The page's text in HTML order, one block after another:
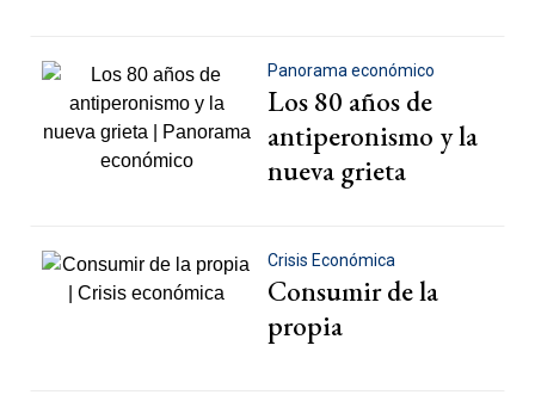
Panorama económico
Los 80 años de
antiperonismo y la
nueva grieta
Crisis Económica
Consumir de la
propia